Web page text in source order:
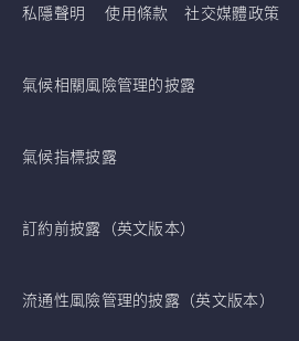
私隱聲明 使用條款 社交媒體政策
氣候相關風險管理的披露
氣候指標披露
訂約前披露（英文版本）
流通性風險管理的披露（英文版本）